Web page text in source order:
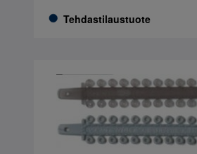
Tehdastilaustuote